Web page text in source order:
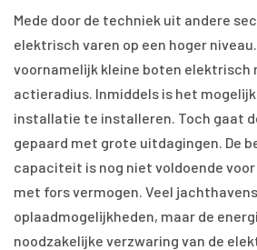
Mede door de techniek uit andere
elektrisch varen op een hoger
voornamelijk kleine boten elektrisch
actieradius. Inmiddels is het
installatie te installeren. Toch gaat
gepaard met grote uitdagingen. De
capaciteit is nog niet voldoende
met fors vermogen. Veel
oplaadmogelijkheden, maar de
noodzakelijke verzwaring van de